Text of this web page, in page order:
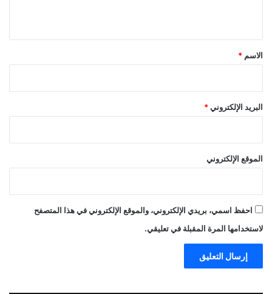
*
الاسم *
البريد الإلكتروني *
الموقع الإلكتروني
احفظ اسمي، بريدي الإلكتروني، والموقع الإلكتروني في هذا المتصفح
لاستخدامها المرة المقبلة في تعليقي.